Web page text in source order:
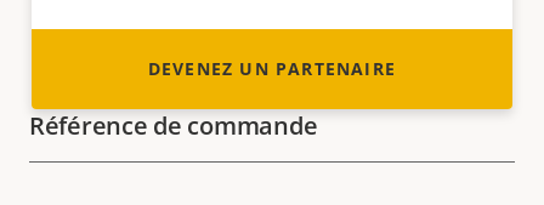
DEVENEZ UN PARTENAIRE
Référence de commande